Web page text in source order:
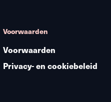
Voorwaarden
Voorwaarden
Privacy- en cookiebeleid